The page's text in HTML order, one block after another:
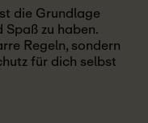
die Grundlage
zu haben.
Regeln, sondern
für dich selbst